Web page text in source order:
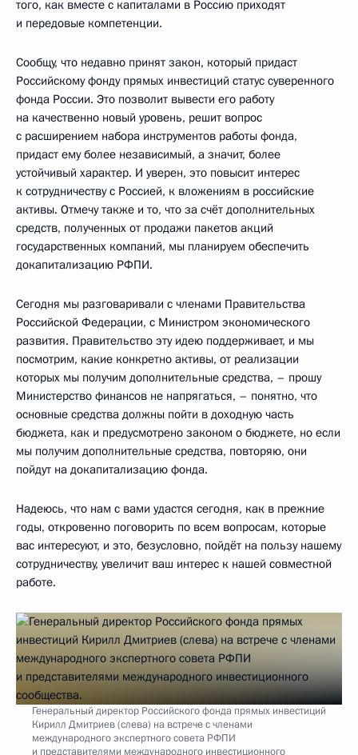
того, как вместе с капиталами в Россию приходят
и передовые компетенции.
Сообщу, что недавно принят закон, который придаст
Российскому фонду прямых инвестиций статус суверенного
фонда России. Это позволит вывести его работу
на качественно новый уровень, решит вопрос
с расширением набора инструментов работы фонда,
придаст ему более независимый, а значит, более
устойчивый характер. И уверен, это повысит интерес
к сотрудничеству с Россией, к вложениям в российские
активы. Отмечу также и то, что за счёт дополнительных
средств, полученных от продажи пакетов акций
государственных компаний, мы планируем обеспечить
докапитализацию РФПИ.
Сегодня мы разговаривали с членами Правительства
Российской Федерации, с Министром экономического
развития. Правительство эту идею поддерживает, и мы
посмотрим, какие конкретно активы, от реализации
которых мы получим дополнительные средства, – прошу
Министерство финансов не напрягаться, – понятно, что
основные средства должны пойти в доходную часть
бюджета, как и предусмотрено законом о бюджете, но если
мы получим дополнительные средства, повторяю, они
пойдут на докапитализацию фонда.
Надеюсь, что нам с вами удастся сегодня, как в прежние
годы, откровенно поговорить по всем вопросам, которые
вас интересуют, и это, безусловно, пойдёт на пользу нашему
сотрудничеству, увеличит ваш интерес к нашей совместной
работе.
Генеральный директор Российского фонда прямых инвестиций
Кирилл Дмитриев (слева) на встрече с членами
международного экспертного совета РФПИ
и представителями международного инвестиционного